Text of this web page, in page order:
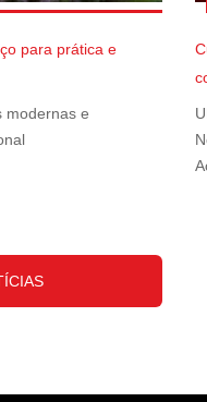
para prática e
modernas e